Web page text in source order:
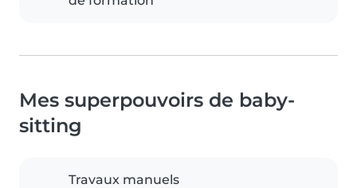
Mes superpouvoirs de baby-
sitting
Travaux manuels